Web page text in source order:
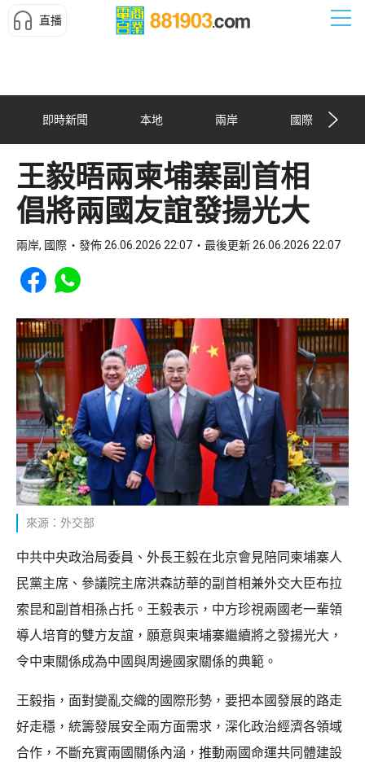
直播
即時新聞 本地 兩岸 國際
王毅晤兩柬埔寨副首相
倡將兩國友誼發揚光大
兩岸, 國際 發佈 26.06.2026 22:07 最後更新 26.06.2026 22:07
Share to Facebook
Share to WhatsApp
來源：外交部
中共中央政治局委員、外長王毅在北京會見陪同柬埔寨人
民黨主席、參議院主席洪森訪華的副首相兼外交大臣布拉
索昆和副首相孫占托。王毅表示，中方珍視兩國老一輩領
導人培育的雙方友誼，願意與柬埔寨繼續將之發揚光大，
令中柬關係成為中國與周邊國家關係的典範。
王毅指，面對變亂交織的國際形勢，要把本國發展的路走
好走穩，統籌發展安全兩方面需求，深化政治經濟各領域
合作，不斷充實兩國關係內涵，推動兩國命運共同體建設